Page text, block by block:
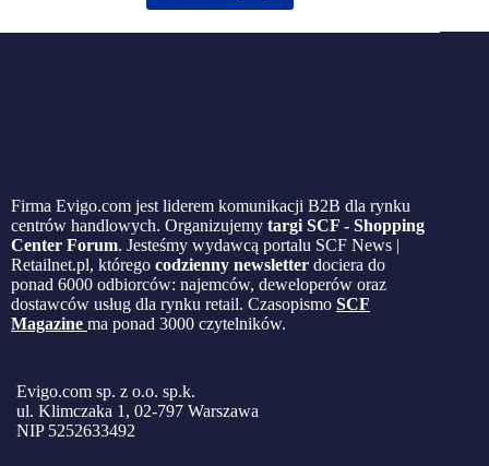
Firma Evigo.com jest liderem komunikacji B2B dla rynku
centrów handlowych. Organizujemy targi SCF - Shopping
Center Forum. Jesteśmy wydawcą portalu SCF News |
Retailnet.pl, którego codzienny newsletter dociera do
ponad 6000 odbiorców: najemców, deweloperów oraz
dostawców usług dla rynku retail. Czasopismo SCF
Magazine ma ponad 3000 czytelników.
Evigo.com sp. z o.o. sp.k.
ul. Klimczaka 1, 02-797 Warszawa
NIP 5252633492